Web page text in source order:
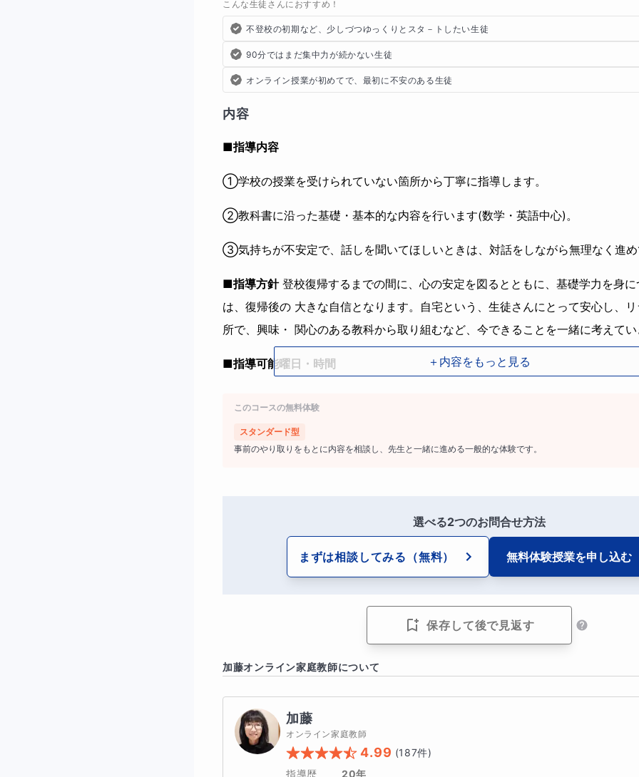
こんな生徒さんにおすすめ！
不登校の初期など、少しづつゆっくりとスタ－トしたい生徒
90分ではまだ集中力が続かない生徒
オンライン授業が初めてで、最初に不安のある生徒
内容
■指導内容
①学校の授業を受けられていない箇所から丁寧に指導します。
②教科書に沿った基礎・基本的な内容を行います(数学・英語中心)。
③気持ちが不安定で、話しを聞いてほしいときは、対話をしながら無理なく進め
■指導方針登校復帰するまでの間に、心の安定を図るとともに、基礎学力を身に
は、復帰後の 大きな自信となります。自宅という、生徒さんにとって安心し、
所で、興味・ 関心のある教科から取り組むなど、今できることを一緒に考えてい
■指導可能曜日・時間
宿題について
生徒さんの状態と定着度を見て、ご相談させていただきます。必要に応じて、こ
プリントを用意いたします。
■その他について
指導時間を使っての、不登校、発達などのご相談もできます。
■お問い合わせを行って頂く際に知りたいこと
①生徒さんのメンタル面の安定度と学習意欲、
②不登校以前の成績・定期テスト点、
③発達特性の有無と状態など
＋内容をもっと見る
このコースの無料体験
スタンダード型
事前のやり取りをもとに内容を相談し、先生と一緒に進める一般的な体験です。
選べる2つのお問合せ方法
まずは相談してみる （無料） 無料体験授業を申し込む
保存して後で見返す
加藤オンライン家庭教師について
加藤
オンライン家庭教師
4.99 (187件)
指導歴
20年